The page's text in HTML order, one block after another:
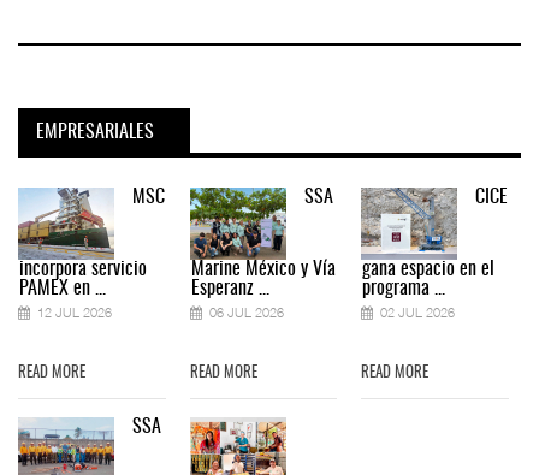
EMPRESARIALES
MSC
incorpora servicio
PAMEX en ...
12 JUL 2026
READ MORE
SSA
SSA
Marine México y Vía
Esperanz ...
06 JUL 2026
READ MORE
CICE
gana espacio en el
programa ...
02 JUL 2026
READ MORE